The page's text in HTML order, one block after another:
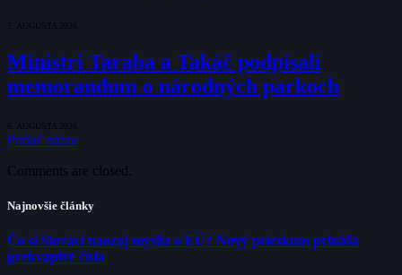
7. AUGUSTA 2026
Ministri Taraba a Takáč podpísali
memorandum o národných parkoch
6. AUGUSTA 2026
Pridať názor
Comments are closed.
Najnovšie články
Čo si Slováci naozaj myslia o EÚ? Nový prieskum prináša
prekvapivé čísla